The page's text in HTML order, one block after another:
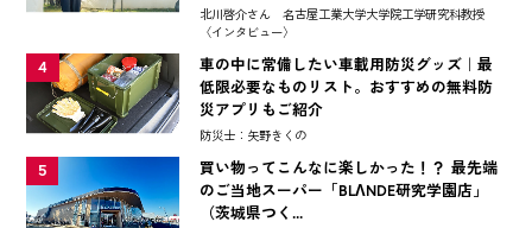
北川啓介さん 名古屋工業大学大学院工学研究科教授
〈インタビュー〉
4
車の中に常備したい車載用防災グッズ｜最
低限必要なものリスト。おすすめの無料防
災アプリもご紹介
防災士：矢野きくの
5
買い物ってこんなに楽しかった！？ 最先端
のご当地スーパー「BLΛNDE研究学園店」
（茨城県つく...